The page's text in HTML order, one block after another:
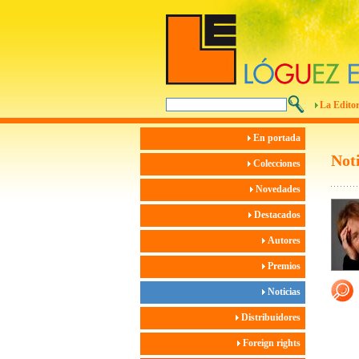
La
En portada
Colecciones
Novedades
Destacados
Autores
Premios
Noticias
Distribuidores
Foreign rights